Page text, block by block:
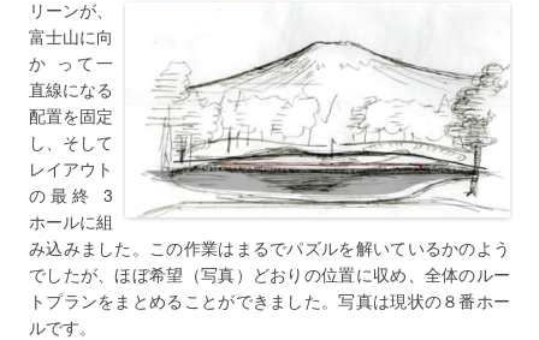
リーンが、
富士山に向
か って一
直線になる
配置を固定
し、そして
レイアウト
の最終 3
ホールに組
み込みました。この作業はまるでパズルを解いているかのよう
でしたが、ほぼ希望（写真）どおりの位置に収め、全体のルー
トプランをまとめることができました。写真は現状の８番ホー
ルです。